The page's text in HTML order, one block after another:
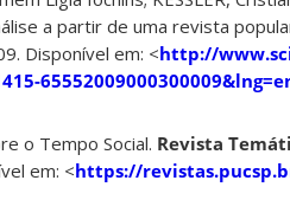
a partir de uma revista
Disponível em: <http://
o Tempo Social. Revista
em: <https://